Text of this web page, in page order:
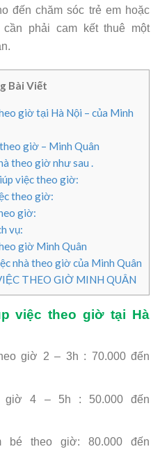
đến chăm sóc trẻ em hoặc
phải cam kết thuê một
Bài Viết
giờ tại Hà Nội – của Minh
giờ – Minh Quân
theo giờ như sau .
việc theo giờ:
theo giờ:
giờ:
vụ:
giờ Minh Quân
nhà theo giờ của Minh Quân
THEO GIỜ MINH QUÂN
việc theo giờ tại Hà
giờ 2 – 3h : 70.000 đến
giờ 4 – 5h : 50.000 đến
bé theo giờ: 80.000 đến